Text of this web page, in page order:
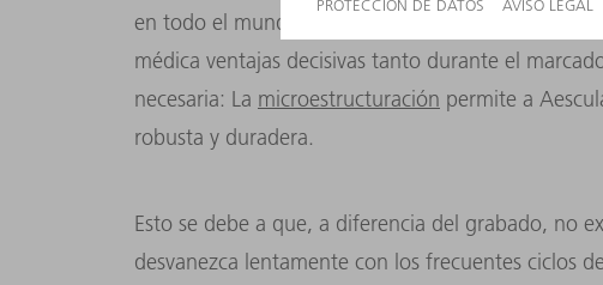
en todo el mundo. Con sus pulsos ultracortos,
médica ventajas decisivas tanto durante el
necesaria: La microestructuración permite a
robusta y duradera.
Esto se debe a que, a diferencia del grabado, no
desvanezca lentamente con los frecuentes ciclos